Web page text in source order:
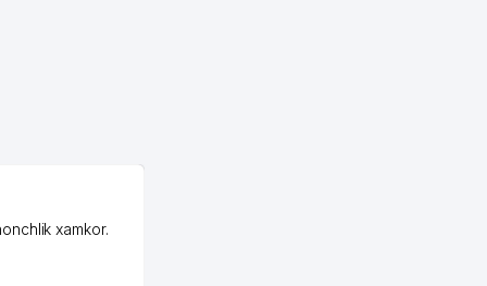
xamkor.